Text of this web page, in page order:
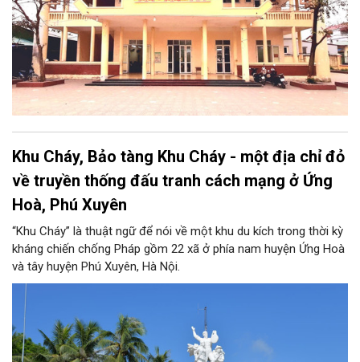
Khu Cháy, Bảo tàng Khu Cháy - một địa chỉ đỏ
về truyền thống đấu tranh cách mạng ở Ứng
Hoà, Phú Xuyên
“Khu Cháy” là thuật ngữ để nói về một khu du kích trong thời kỳ
kháng chiến chống Pháp gồm 22 xã ở phía nam huyện Ứng Hoà
và tây huyện Phú Xuyên, Hà Nội.